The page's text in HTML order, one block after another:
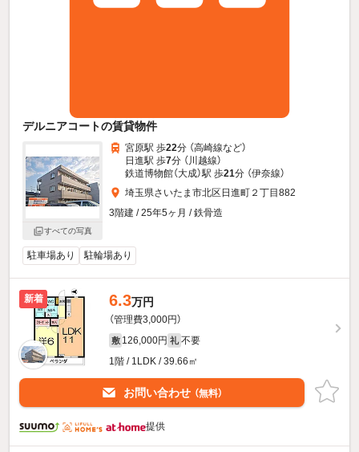
デルニアコートの賃貸物件
すべての写真
宮原駅 歩22分 （高崎線など）
日進駅 歩7分 （川越線）
鉄道博物館（大成）駅 歩21分 （伊奈線）
埼玉県さいたま市北区日進町２丁目882
3階建 / 25年5ヶ月 / 鉄骨造
駐車場あり 駐輪場あり
新着 6.3万円
（管理費3,000円）
敷 126,000円 礼 不要
1階 / 1LDK / 39.66㎡
お問い合わせ （無料）
提供